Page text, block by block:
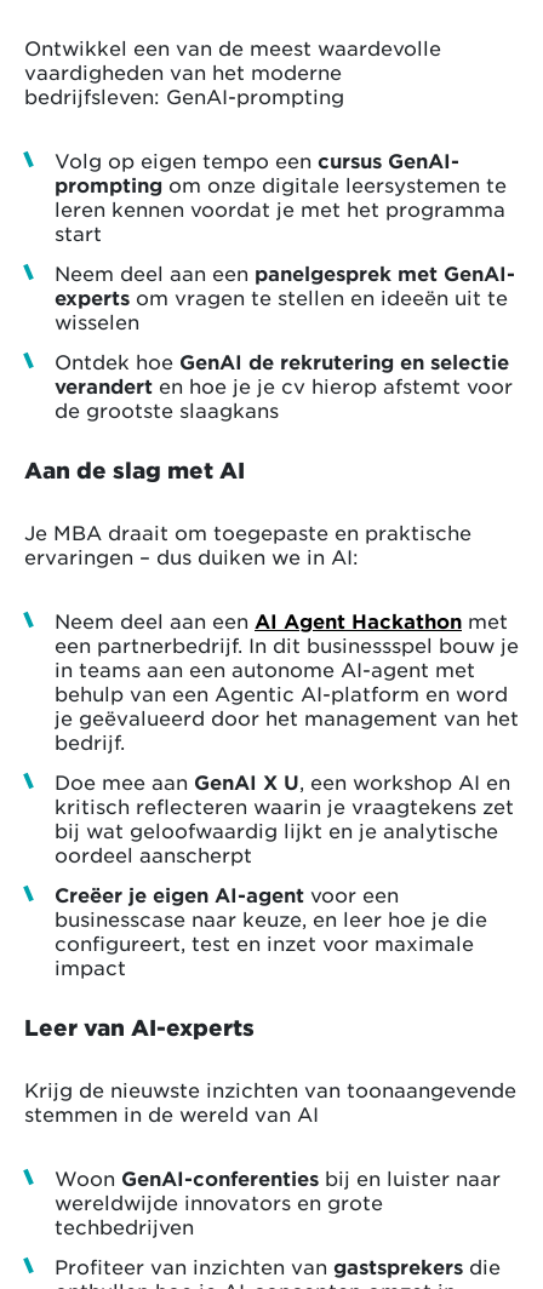
Ontwikkel een van de meest waardevolle
vaardigheden van het moderne
bedrijfsleven: GenAI-prompting
Volg op eigen tempo een cursus GenAI-
prompting om onze digitale leersystemen te
leren kennen voordat je met het programma
start
Neem deel aan een panelgesprek met GenAI-
experts om vragen te stellen en ideeën uit te
wisselen
Ontdek hoe GenAI de rekrutering en selectie
verandert en hoe je je cv hierop afstemt voor
de grootste slaagkans
Aan de slag met AI
Je MBA draait om toegepaste en praktische
ervaringen – dus duiken we in AI:
Neem deel aan een AI Agent Hackathon met
een partnerbedrijf. In dit businessspel bouw je
in teams aan een autonome AI-agent met
behulp van een Agentic AI-platform en word
je geëvalueerd door het management van het
bedrijf.
Doe mee aan GenAI X U , een workshop AI en
kritisch reflecteren waarin je vraagtekens zet
bij wat geloofwaardig lijkt en je analytische
oordeel aanscherpt
Creëer je eigen AI-agent voor een
businesscase naar keuze, en leer hoe je die
configureert, test en inzet voor maximale
impact
Leer van AI-experts
Krijg de nieuwste inzichten van toonaangevende
stemmen in de wereld van AI
Woon GenAI-conferenties bij en luister naar
wereldwijde innovators en grote
techbedrijven
Profiteer van inzichten van gastsprekers die